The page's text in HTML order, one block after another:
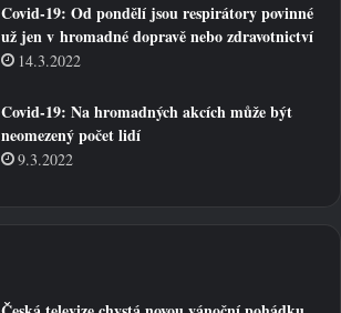
Covid-19: Od pondělí jsou respirátory povinné
už jen v hromadné dopravě nebo zdravotnictví
14.3.2022
Covid-19: Na hromadných akcích může být
neomezený počet lidí
9.3.2022